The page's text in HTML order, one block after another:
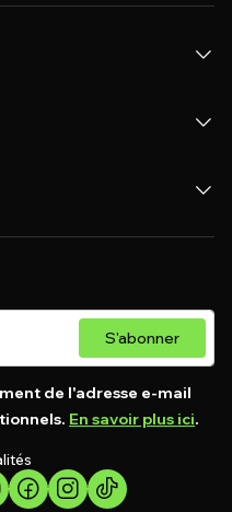
S'abonner
de l'adresse e-mail
En savoir plus ici.